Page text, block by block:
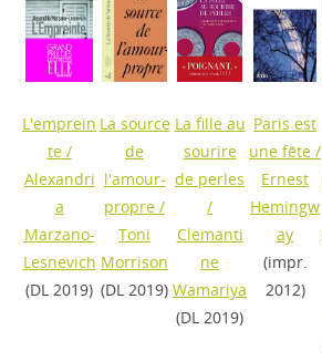
L'emprein
te/
Alexandri
a
Marzano-
Lesnevich
(DL 2019)
La source
de
l'amour-
propre /
Toni
Morrison
(DL 2019)
La fille au
sourire
de perles
/
Clemanti
ne
Wamariya
(DL 2019)
Paris est
une fête /
Ernest
Hemingw
ay
(impr.
2012)